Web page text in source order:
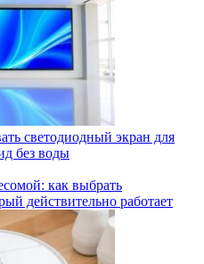
светодиодный экран для
без воды
как выбрать
действительно работает